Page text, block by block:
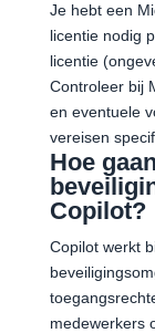
Je hebt een
licentie nodig
licentie
Controleer bij
en eventuele
vereisen
Hoe
Copilot?
Copilot werkt
medewerkers